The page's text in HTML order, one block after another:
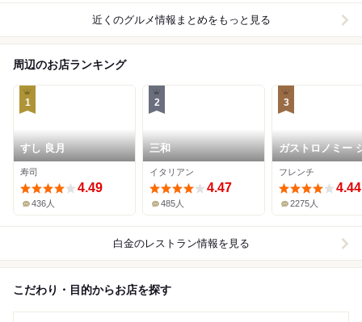
近くのグルメ情報まとめをもっと見る
周辺のお店ランキング
1
すし 良月
寿司
4.49
436人
2
三和
イタリアン
4.47
485人
3
ガストロノミー
エル・ロブション
フレンチ
4.44
2275人
白金のレストラン情報を見る
こだわり・目的からお店を探す